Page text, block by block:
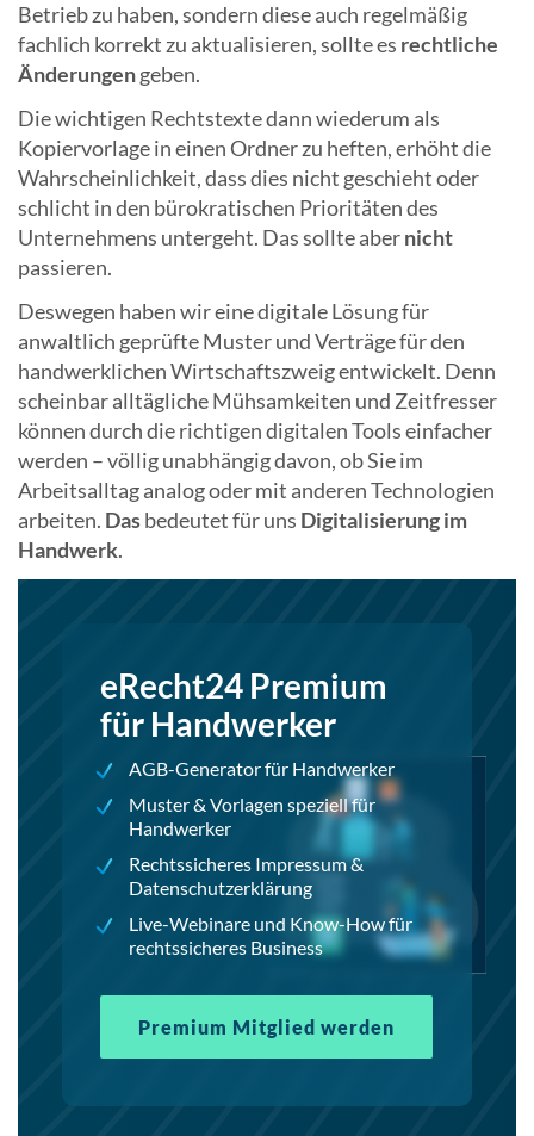
Betrieb zu haben, sondern diese auch regelmäßig
fachlich korrekt zu aktualisieren, sollte es rechtliche
Änderungengeben.
Die wichtigen Rechtstexte dann wiederum als
Kopiervorlage in einen Ordner zu heften, erhöht die
Wahrscheinlichkeit, dass dies nicht geschieht oder
schlicht in den bürokratischen Prioritäten des
Unternehmens untergeht. Das sollte abernicht
passieren.
Deswegen haben wir eine digitale Lösung für
anwaltlich geprüfte Muster und Verträge für den
handwerklichen Wirtschaftszweig entwickelt. Denn
scheinbar alltägliche Mühsamkeiten und Zeitfresser
können durch die richtigen digitalen Tools einfacher
werden – völlig unabhängig davon, ob Sie im
Arbeitsalltag analog oder mit anderen Technologien
arbeiten. Dasbedeutet für uns Digitalisierung im
Handwerk.
eRecht24 Premium
für Handwerker
AGB-Generator für Handwerker
Muster & Vorlagen speziell für
Handwerker
Rechtssicheres Impressum &
Datenschutzerklärung
Live-Webinare und Know-How für
rechtssicheres Business
Premium Mitglied werden